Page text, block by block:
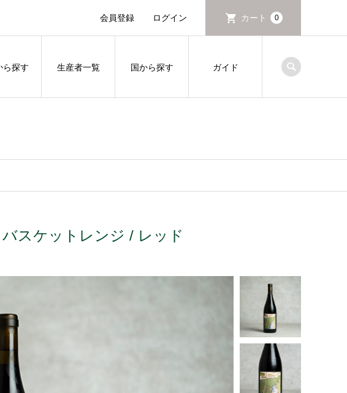
会員登録 ログイン カート 0
ら探す 生産者一覧 国から探す ガイド
スケットレンジ / レッド